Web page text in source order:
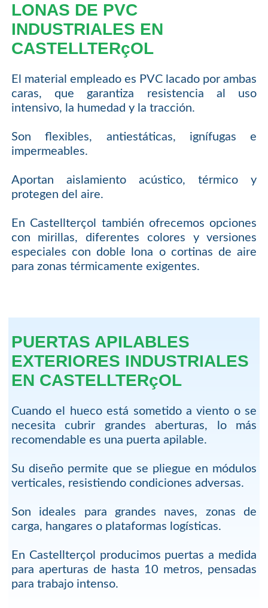
LONAS DE PVC
INDUSTRIALES EN
CASTELLTERçOL
El material empleado es PVC lacado por ambas
caras, que garantiza resistencia al uso
intensivo, la humedad y la tracción.
Son flexibles, antiestáticas, ignífugas e
impermeables.
Aportan aislamiento acústico, térmico y
protegen del aire.
En Castellterçol también ofrecemos opciones
con mirillas, diferentes colores y versiones
especiales con doble lona o cortinas de aire
para zonas térmicamente exigentes.
PUERTAS APILABLES
EXTERIORES INDUSTRIALES
EN CASTELLTERçOL
Cuando el hueco está sometido a viento o se
necesita cubrir grandes aberturas, lo más
recomendable es una puerta apilable.
Su diseño permite que se pliegue en módulos
verticales, resistiendo condiciones adversas.
Son ideales para grandes naves, zonas de
carga, hangares o plataformas logísticas.
En Castellterçol producimos puertas a medida
para aperturas de hasta 10 metros, pensadas
para trabajo intenso.